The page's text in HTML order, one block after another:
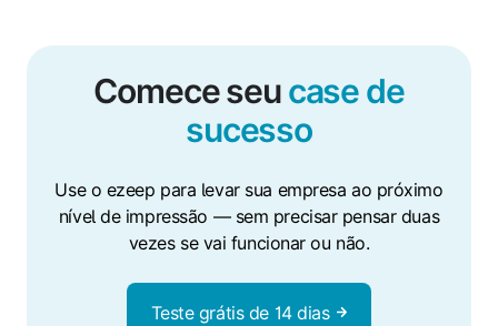
Comece seucase de
sucesso
Use o ezeep para levar sua empresa ao próximo
nível de impressão — sem precisar pensar duas
vezes se vai funcionar ou não.
Teste grátis de 14 dias